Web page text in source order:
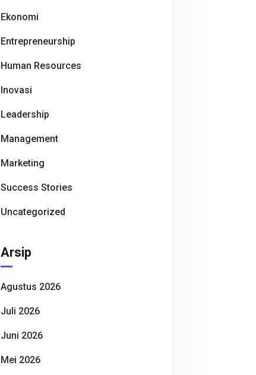
Ekonomi
Entrepreneurship
Human Resources
Inovasi
Leadership
Management
Marketing
Success Stories
Uncategorized
Arsip
Agustus 2026
Juli 2026
Juni 2026
Mei 2026